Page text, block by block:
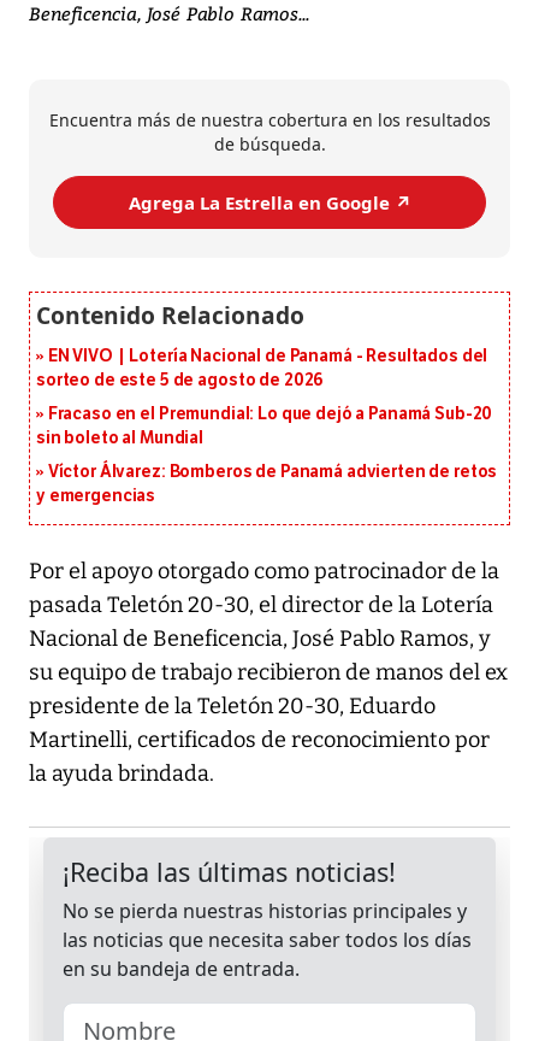
Beneficencia, José Pablo Ramos...
Encuentra más de nuestra cobertura en los resultados
de búsqueda.
Agrega La Estrella en Google ↗️
EN VIVO | Lotería Nacional de Panamá - Resultados del
sorteo de este 5 de agosto de 2026
Fracaso en el Premundial: Lo que dejó a Panamá Sub-20
sin boleto al Mundial
Víctor Álvarez: Bomberos de Panamá advierten de retos
y emergencias
Por el apoyo otorgado como patrocinador de la
pasada Teletón 20-30, el director de la Lotería
Nacional de Beneficencia, José Pablo Ramos, y
su equipo de trabajo recibieron de manos del ex
presidente de la Teletón 20-30, Eduardo
Martinelli, certificados de reconocimiento por
la ayuda brindada.